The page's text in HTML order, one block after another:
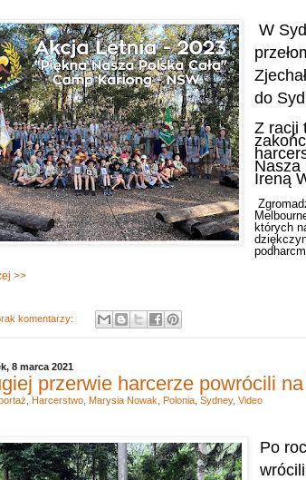
W
do
Z racji
Nasza
Ireną
których
>>
komentarzy:
8 marca 2021
przerwie harcerze powrócili
Po
, Harcerstwo, Marysia Nowak, Polonia, Sydney, Video